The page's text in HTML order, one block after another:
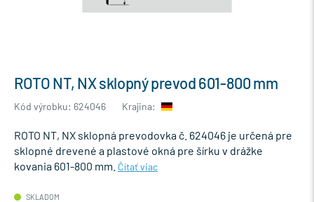
ROTO NT, NX sklopný prevod 601-800 mm
Kód výrobku: 624046 Krajina:
ROTO NT, NX sklopná prevodovka č. 624046 je určená pre
sklopné drevené a plastové okná pre šírku v drážke
kovania 601-800 mm. Čítať viac
SKLADOM